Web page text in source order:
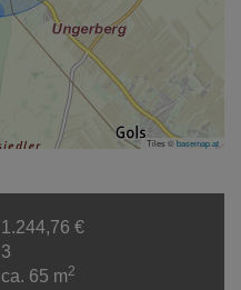
Tiles ©basemap.at
1.244,76 €
3
ca. 65 m2